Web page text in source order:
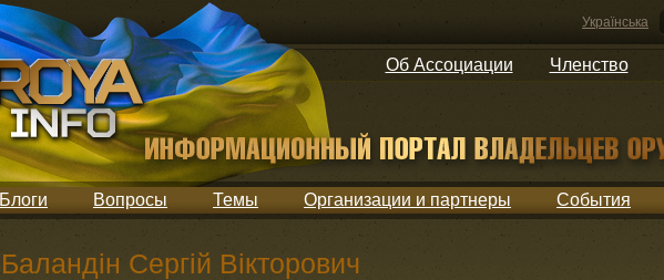
Українська
Об Ассоциации Членство
Блоги Вопросы Темы Организации и партнеры События
Баландін Сергій Вікторович